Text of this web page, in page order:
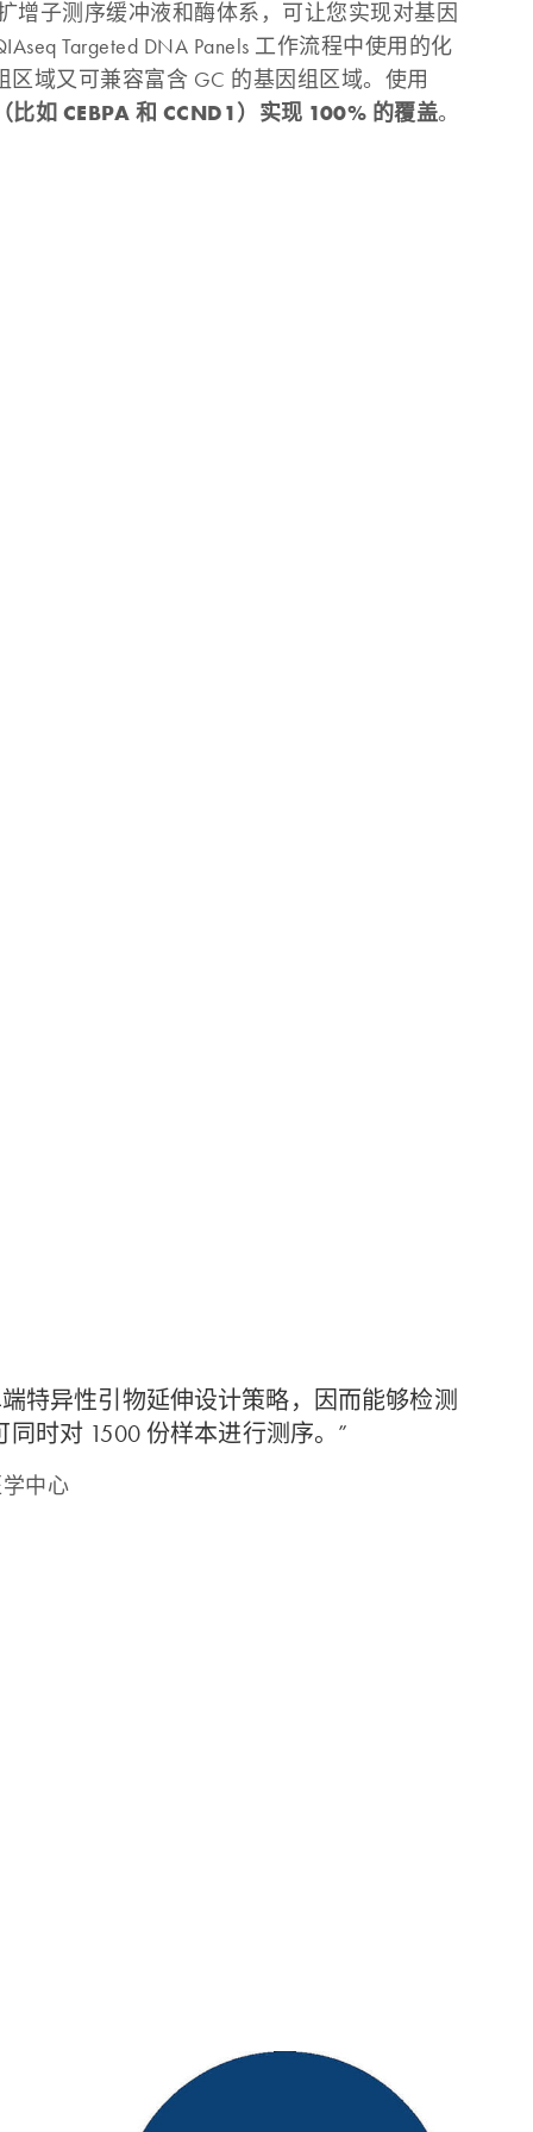
增子测序缓冲液和酶体系，可让您实现对基因
Targeted DNA Panels 工作流程中使用的化
域又可兼容富含 GC 的基因组区域。使用
比如 CEBPA 和 CCND1）实现 100% 的覆盖。
端特异性引物延伸设计策略，因而能够检测
时对 1500 份样本进行测序。”
学中心